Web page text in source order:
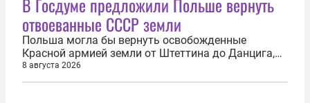
систематические издевательства над животными.
Капибары содержатся в стрессовых...
отвоеванные СССР земли
Польша могла бы вернуть освобожденные
Красной армией земли от Штеттина до Данцига,
которые позже были заняты поляками. Такое
заявление 8 августа сделал член комитета
8 августа 2026